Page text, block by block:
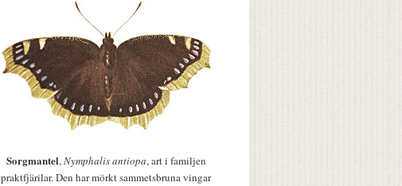
Sorgmantel,Nymphalis antiopa, art i familjen
praktfjärilar. Den har mörkt sammetsbruna vingar